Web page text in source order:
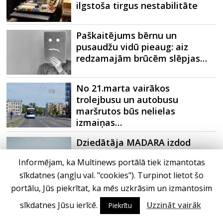
ilgstoša tirgus nestabilitāte
Paškaitējums bērnu un
pusaudžu vidū pieaug: aiz
redzamajām brūcēm slēpjas…
No 21.marta vairākos
trolejbusu un autobusu
maršrutos būs nelielas
izmaiņas…
Dziedātāja MADARA izdod
dziesmu
Prāta Vētra un Mesa vienojas
kopīgā dziesmā
Informējam, ka Multinews portālā tiek izmantotas
sīkdatnes (angļu val. "cookies"). Turpinot lietot šo
portālu, Jūs piekrītat, ka mēs uzkrāsim un izmantosim
sīkdatnes Jūsu ierīcē.
Piekrītu Uzzināt vairāk